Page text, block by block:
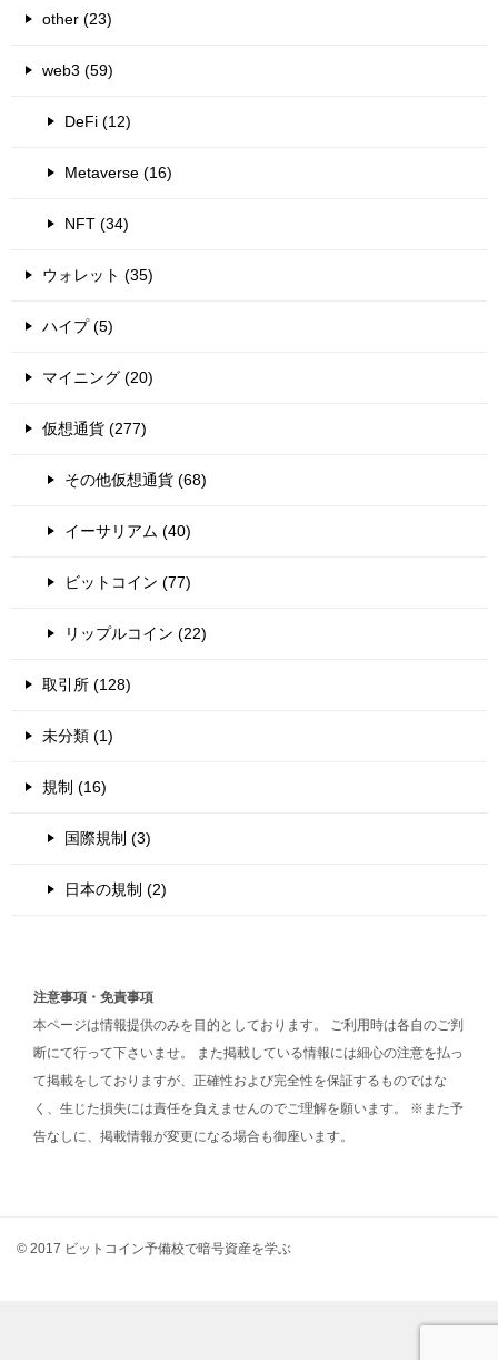
other (23)
web3 (59)
DeFi (12)
Metaverse (16)
NFT (34)
ウォレット (35)
ハイプ (5)
マイニング (20)
仮想通貨 (277)
その他仮想通貨 (68)
イーサリアム (40)
ビットコイン (77)
リップルコイン (22)
取引所 (128)
未分類 (1)
規制 (16)
国際規制 (3)
日本の規制 (2)
注意事項・免責事項
本ページは情報提供のみを目的としております。 ご利用時は各自のご判
断にて行って下さいませ。 また掲載している情報には細心の注意を払っ
て掲載をしておりますが、正確性および完全性を保証するものではな
く、生じた損失には責任を負えませんのでご理解を願います。 ※また予
告なしに、掲載情報が変更になる場合も御座います。
© 2017 ビットコイン予備校で暗号資産を学ぶ